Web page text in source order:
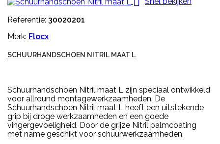
Referentie: 30020201
Merk: Flocx
SCHUURHANDSCHOEN NITRIL MAAT L
Schuurhandschoen Nitril maat L zijn speciaal ontwikkeld
voor allround montagewerkzaamheden. De
Schuurhandschoen Nitril maat L heeft een uitstekende
grip bij droge werkzaamheden en een goede
vingergevoeligheid. Door de grijze Nitril palmcoating
met name geschikt voor schuurwerkzaamheden.